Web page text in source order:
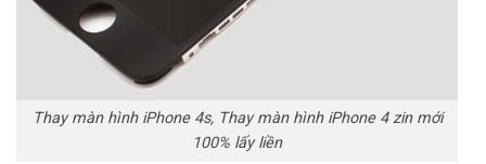
Thay màn hình iPhone 4s, Thay màn hình iPhone 4 zin mới
100% lấy liền